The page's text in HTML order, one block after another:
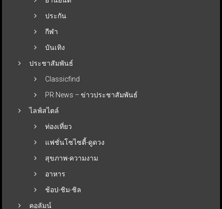
ประกัน
กีฬา
บันเทิง
ประชาสัมพันธ์
Classicfind
PR News – ข่าวประชาสัมพันธ์
ไลฟ์สไตล์
ท่องเที่ยว
แฟชั่นโซไซตี้-ดูดวง
สุขภาพ-ความงาม
อาหาร
ช้อป-ชิม-ชิล
คอลัมน์